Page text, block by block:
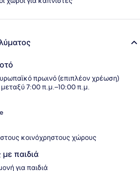
πρωινό (επιπλέον χρέωση)
7:00 π.μ.–10:00 π.μ.
κοινόχρηστους χώρους
παιδιά
για παιδιά